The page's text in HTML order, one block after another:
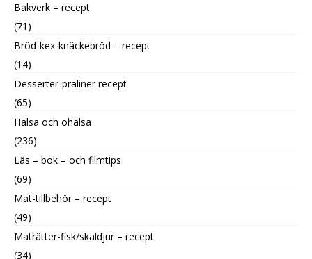
Bakverk – recept
(71)
Bröd-kex-knäckebröd – recept
(14)
Desserter-praliner recept
(65)
Hälsa och ohälsa
(236)
Läs – bok – och filmtips
(69)
Mat-tillbehör – recept
(49)
Maträtter-fisk/skaldjur – recept
(34)